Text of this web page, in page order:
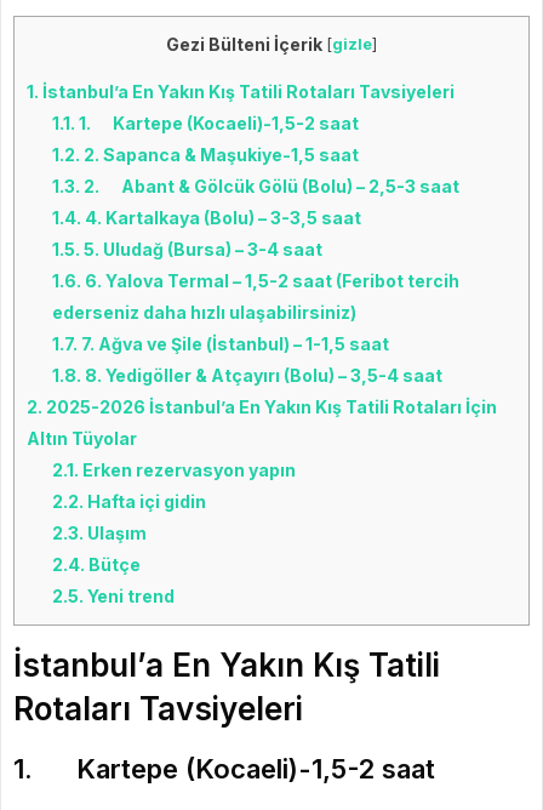
Gezi Bülteni İçerik [gizle]
1. İstanbul’a En Yakın Kış Tatili Rotaları Tavsiyeleri
1.1. 1. Kartepe (Kocaeli)-1,5-2 saat
1.2. 2. Sapanca & Maşukiye-1,5 saat
1.3. 2. Abant & Gölcük Gölü (Bolu) – 2,5-3 saat
1.4. 4. Kartalkaya (Bolu) – 3-3,5 saat
1.5. 5. Uludağ (Bursa) – 3-4 saat
1.6. 6. Yalova Termal – 1,5-2 saat (Feribot tercih
ederseniz daha hızlı ulaşabilirsiniz)
1.7. 7. Ağva ve Şile (İstanbul) – 1-1,5 saat
1.8. 8. Yedigöller & Atçayırı (Bolu) – 3,5-4 saat
2. 2025-2026 İstanbul’a En Yakın Kış Tatili Rotaları İçin
Altın Tüyolar
2.1. Erken rezervasyon yapın
2.2. Hafta içi gidin
2.3. Ulaşım
2.4. Bütçe
2.5. Yeni trend
İstanbul’a En Yakın Kış Tatili
Rotaları Tavsiyeleri
1. Kartepe (Kocaeli)-1,5-2 saat